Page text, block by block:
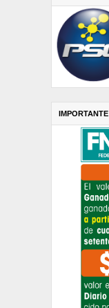
IMPORTANTE